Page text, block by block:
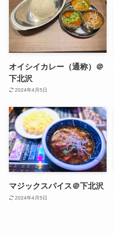
オイシイカレー（通称）＠
下北沢
2024年4月5日
マジックスパイス＠下北沢
2024年4月5日